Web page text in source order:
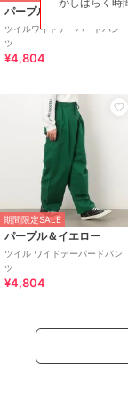
パープル＆イエロー
ツイルワイドテーパードパン
ツ
¥4,804
期間限定SALE
パープル＆イエロー
ツイル ワイドテーパードパン
ツ
¥4,804